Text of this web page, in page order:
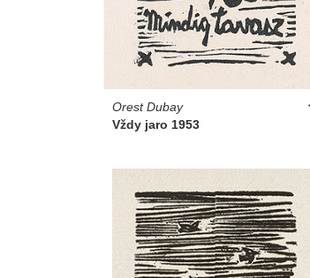
Orest Dubay
Vždy jaro 1953